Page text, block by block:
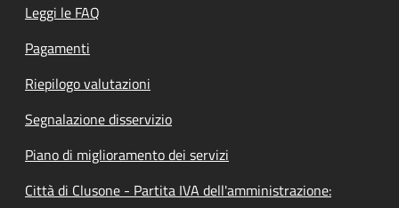
Leggi le FAQ
Pagamenti
Riepilogo valutazioni
Segnalazione disservizio
Piano di miglioramento dei servizi
Città di Clusone - Partita IVA dell'amministrazione: